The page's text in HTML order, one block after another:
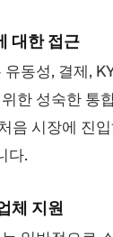
대한 접근
동성, 결제,
한 성숙한 통
음 시장에 진
다.
체 지원